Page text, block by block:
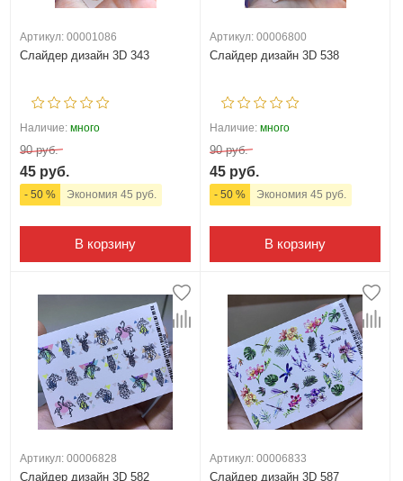
Артикул: 00001086
Слайдер дизайн 3D 343
Наличие: много
90 руб.
45 руб.
- 50 % Экономия 45 руб.
В корзину
Артикул: 00006800
Слайдер дизайн 3D 538
Наличие: много
90 руб.
45 руб.
- 50 % Экономия 45 руб.
В корзину
Артикул: 00006828
Слайдер дизайн 3D 582
Артикул: 00006833
Слайдер дизайн 3D 587